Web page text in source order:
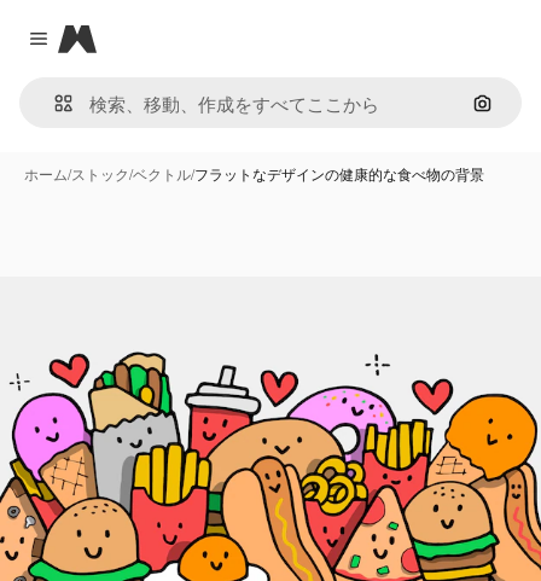
Close menu
Magnific
画像で
ホーム/ストック/ベクトル/フラットなデザインの健康的な食べ物の背景